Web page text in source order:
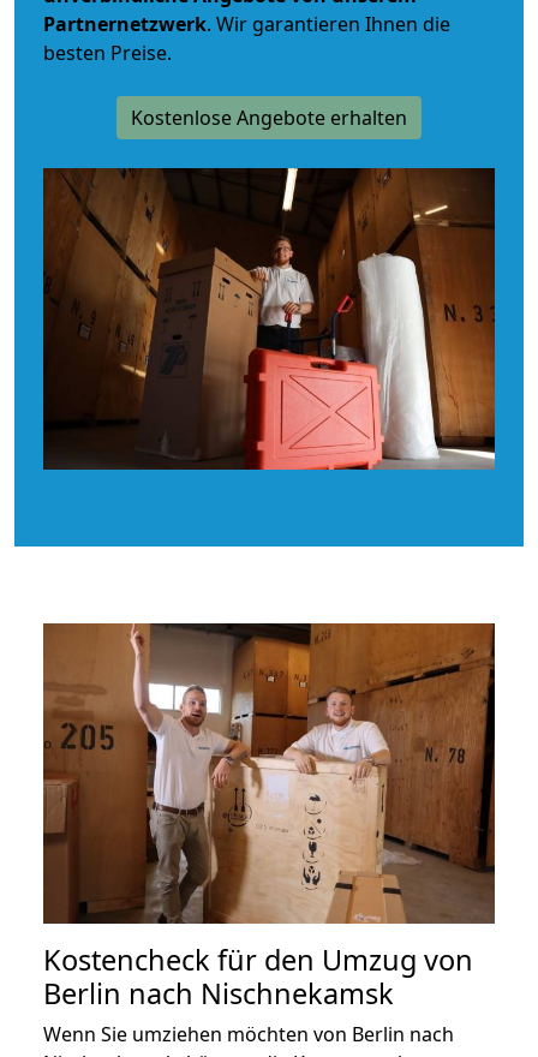
Partnernetzwerk. Wir garantieren Ihnen die
besten Preise.
Kostenlose Angebote erhalten
Kostencheck für den Umzug von
Berlin nach Nischnekamsk
Wenn Sie umziehen möchten von Berlin nach